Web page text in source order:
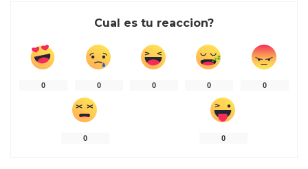
Cual es tu reaccion?
0 0 0 0 0
0 0